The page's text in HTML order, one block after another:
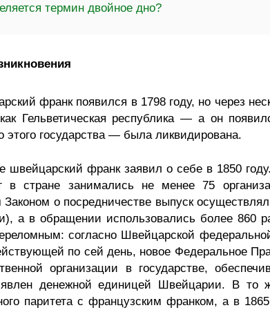
термин двойное дно?
франк появился в 1798 году, но через
Гельветическая республика — а он
государства — была ликвидирована.
швейцарский франк заявил о себе в 1850
в стране занимались не менее 75
Законом о посредничестве выпуск
а в обращении использовались более 860
согласно Швейцарской
по сей день, новое Федеральное
организации в государстве,
денежной единицей Швейцарии. В то
паритета с французским франком, а в 1865